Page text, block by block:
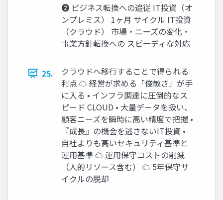
❷ ビジネス転換への追従 IT投資（オ
ンプレミス） 1ヶ月 サイクル IT投資
（クラウド） 市場・ニーズの変化・
事業方針転換への スピーディな対応
25.
クラウドへ移行することで得られる
利点 ☁ 経営が求める「俊敏さ」が手
に入る • インフラ調達に圧倒的なス
ピード CLOUD • 大量データを扱い、
顧客ニーズを瞬時に高い精度で把握 •
『成長』の機会を逃さないIT投資 •
自社よりも高いセキュリティ基準と
運用基準 ☁ 運用保守コストの削減
（人的リソース含む） ☁ 5年保守サ
イクルの脱却